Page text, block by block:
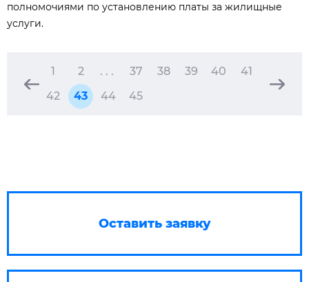
полномочиями по установлению платы за жилищные
услуги.
1 2 . . . 37 38 39 40
41
42
43 44 45
Оставить заявку